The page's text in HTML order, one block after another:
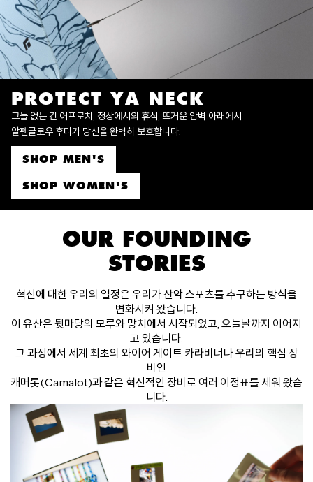
PROTECT YA NECK
그늘 없는 긴 어프로치, 정상에서의 휴식, 뜨거운 암벽 아래에서
알펜글로우 후디가 당신을 완벽히 보호합니다.
SHOP MEN'S
SHOP WOMEN'S
OUR FOUNDING
STORIES
혁신에 대한 우리의 열정은 우리가 산악 스포츠를 추구하는 방식을
변화시켜 왔습니다.
이 유산은 뒷마당의 모루와 망치에서 시작되었고, 오늘날까지 이어지
고 있습니다.
그 과정에서 세계 최초의 와이어 게이트 카라비너나 우리의 핵심 장
비인
캐머롯(Camalot)과 같은 혁신적인 장비로 여러 이정표를 세워 왔습
니다.